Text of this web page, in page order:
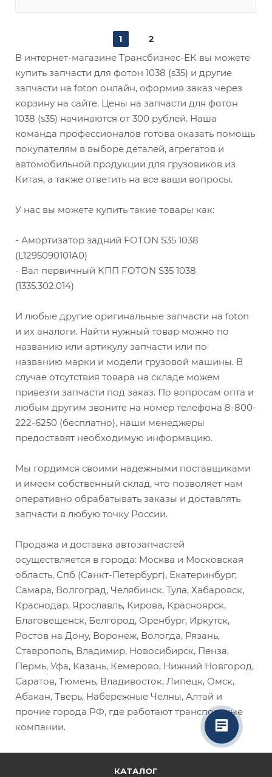
1 2
В интернет-магазине Трансбизнес-ЕК вы можете
купить запчасти для фотон 1038 (s35) и другие
запчасти на foton онлайн, оформив заказ через
корзину на сайте. Цены на запчасти для фотон
1038 (s35) начинаются от 300 рублей. Наша
команда профессионалов готова оказать помощь
покупателям в выборе деталей, агрегатов и
автомобильной продукции для грузовиков из
Китая, а также ответить на все ваши вопросы.
У нас вы можете купить такие товары как:
- Амортизатор задний FOTON S35 1038
(L1295090101A0)
- Вал первичный КПП FOTON S35 1038
(1335.302.014)
И любые другие оригинальные запчасти на foton
и их аналоги. Найти нужный товар можно по
названию или артикулу запчасти или по
названию марки и модели грузовой машины. В
случае отсутствия товара на складе можем
привезти запчасти под заказ. По вопросам опта и
любым другим звоните на номер телефона 8-800-
222-6250 (бесплатно), наши менеджеры
предоставят необходимую информацию.
Мы гордимся своими надежными поставщиками
и имеем собственный склад, что позволяет нам
оперативно обрабатывать заказы и доставлять
запчасти в любую точку России.
Продажа и доставка автозапчастей
осуществляется в города: Москва и Московская
область, Спб (Санкт-Петербург), Екатеринбург,
Самара, Волгоград, Челябинск, Тула, Хабаровск,
Краснодар, Ярославль, Кирова, Красноярск,
Благовещенск, Белгород, Оренбург, Иркутск,
Ростов на Дону, Воронеж, Вологда, Рязань,
Ставрополь, Владимир, Новосибирск, Пенза,
Пермь, Уфа, Казань, Кемерово, Нижний Новгород,
Саратов, Тюмень, Владивосток, Липецк, Омск,
Абакан, Тверь, Набережные Челны, Алтай и
прочие города РФ, где работают транспортные
компании.
КАТАЛОГ